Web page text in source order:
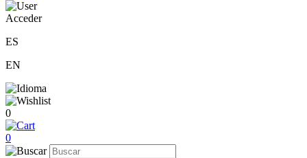
Acceder
ES
EN
0
0